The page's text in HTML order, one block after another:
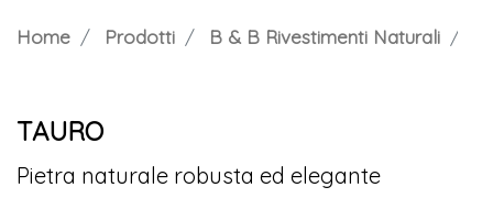
Home Prodotti B & B Rivestimenti Naturali
TAURO
Pietra naturale robusta ed elegante